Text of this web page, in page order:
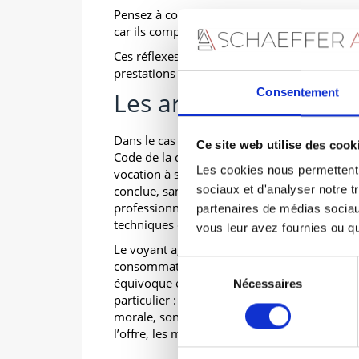
Consentement
Ce site web utilise des
Les cookies nous
sociaux et d'analyser notre
partenaires de médias
vous leur avez fournies ou
Sélection
du
consentement
Nécessaires
Pensez à conserver les publicités ou
car ils comportent en général des mentions
Ces réflexes vous permettront, en cas de
prestations commandées, le prix convenu
Les arts divinatoires à
Dans le cas particulier de la voyance à
Code de la consommation peuvent vous
vocation à s’appliquer « à toute vente
conclue, sans la présence physique
professionnel qui, pour la conclusion de
techniques de communication à distance…
Le voyant a, dans l’hypothèse d’un tel
consommateur par écrit ou » tout autre
équivoque et de manière claire et
particulier : son nom, son numéro de
morale, son siège social et, si elle est
l’offre, les modalités de paiement et